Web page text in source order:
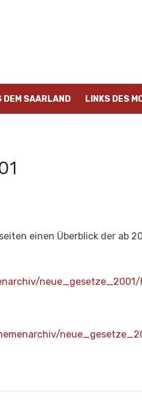
DEM SAARLAND LINKS DES
einen Überblick der ab
neue_gesetze_2001/